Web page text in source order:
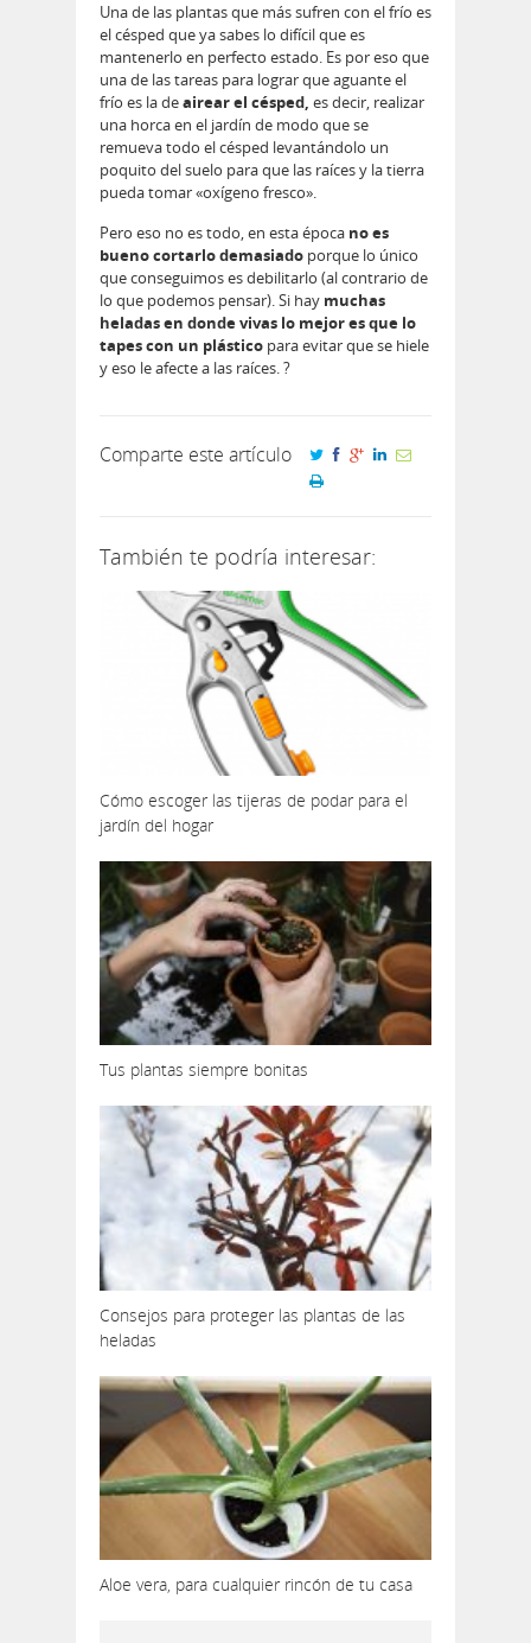
Una de las plantas que más sufren con el frío es
el césped que ya sabes lo difícil que es
mantenerlo en perfecto estado. Es por eso que
una de las tareas para lograr que aguante el
frío es la deairear el césped, es decir, realizar
una horca en el jardín de modo que se
remueva todo el césped levantándolo un
poquito del suelo para que las raíces y la tierra
pueda tomar «oxígeno fresco».
Pero eso no es todo, en esta época no es
bueno cortarlo demasiado porque lo único
que conseguimos es debilitarlo (al contrario de
lo que podemos pensar). Si hay muchas
heladas en donde vivas lo mejor es que lo
tapes con un plástico para evitar que se hiele
y eso le afecte a las raíces. ?
Comparte este artículo
También te podría interesar:
Cómo escoger las tijeras de podar para el
jardín del hogar
Tus plantas siempre bonitas
Consejos para proteger las plantas de las
heladas
Aloe vera, para cualquier rincón de tu casa